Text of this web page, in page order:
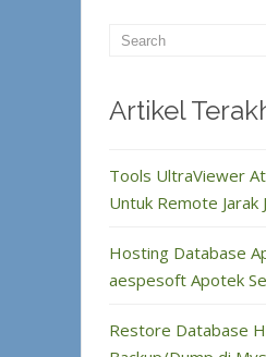
Artikel
Tools UltraViewer
Untuk Remote Jarak
Hosting Database
aespesoft Apotek
Restore Database